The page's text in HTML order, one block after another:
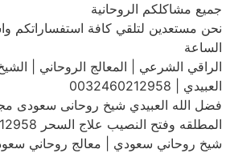
جميع مشاكلكم الروحانية
نحن مستعدين لتلقي كافة استفساراتكم
الساعة
الراقي الشرعي | المعالج الروحاني |
العبيدي | 0032460212958
فضل الله العبيدي شيخ روحانى سعودى
المطلقه وفتح النصيب علاج السحر 0032460212958
شيخ روحاني سعودي | معالج روحاني